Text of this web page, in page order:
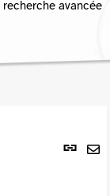
recherche avancée
Lien